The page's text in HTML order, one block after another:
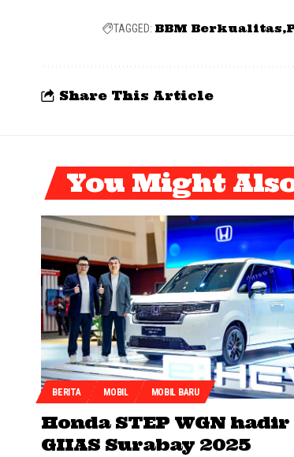
TAGGED: BBM Berkualitas
Share This Article
You Might
BERITA MOBIL MOBIL BARU
Honda STEP WGN hadir
GIIAS Surabay 2025